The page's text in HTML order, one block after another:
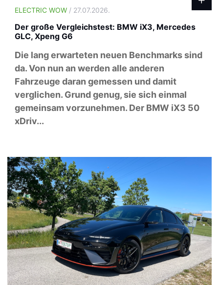
ELECTRIC WOW / 27.07.2026.
Der große Vergleichstest: BMW iX3, Mercedes
GLC, Xpeng G6
Die lang erwarteten neuen Benchmarks sind
da. Von nun an werden alle anderen
Fahrzeuge daran gemessen und damit
verglichen. Grund genug, sie sich einmal
gemeinsam vorzunehmen. Der BMW iX3 50
xDriv...